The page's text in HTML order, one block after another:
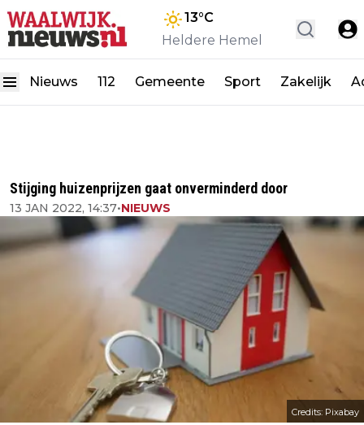
13°C
Heldere Hemel
Nieuws 112 Gemeente Sport Zakelijk
Stijging huizenprijzen gaat onverminderd door
13 JAN 2022, 14:37•NIEUWS
Credits: Pixabay